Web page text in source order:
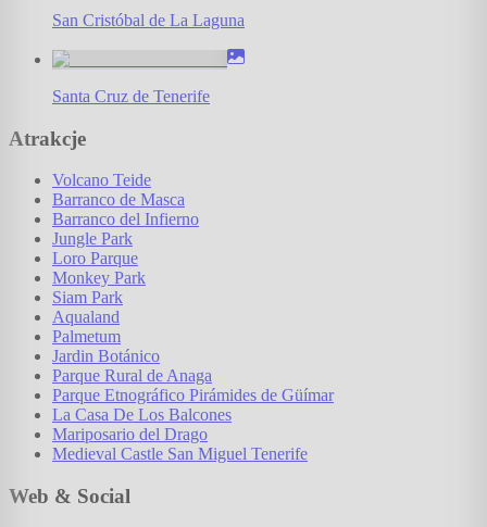
San Cristóbal de La Laguna
Santa Cruz de Tenerife
Atrakcje
Volcano Teide
Barranco de Masca
Barranco del Infierno
Jungle Park
Loro Parque
Monkey Park
Siam Park
Aqualand
Palmetum
Jardin Botánico
Parque Rural de Anaga
Parque Etnográfico Pirámides de Güímar
La Casa De Los Balcones
Mariposario del Drago
Medieval Castle San Miguel Tenerife
Web & Social